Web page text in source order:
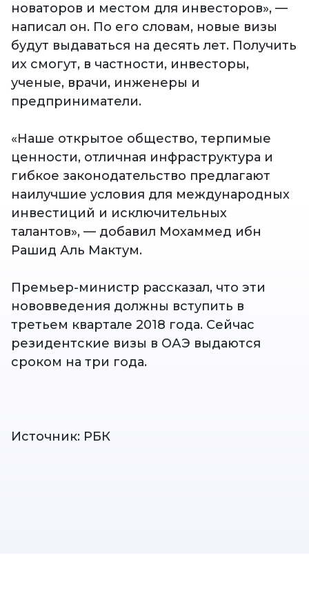
новаторов и местом для инвесторов», —
написал он. По его словам, новые визы
будут выдаваться на десять лет. Получить
их смогут, в частности, инвесторы,
ученые, врачи, инженеры и
предприниматели.
«Наше открытое общество, терпимые
ценности, отличная инфраструктура и
гибкое законодательство предлагают
наилучшие условия для международных
инвестиций и исключительных
талантов», — добавил Мохаммед ибн
Рашид Аль Мактум.
Премьер-министр рассказал, что эти
нововведения должны вступить в
третьем квартале 2018 года. Сейчас
резидентские визы в ОАЭ выдаются
сроком на три года.
Источник: РБК